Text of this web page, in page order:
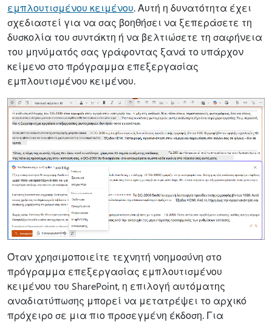
εμπλουτισμένου κειμένου. Αυτή η δυνατότητα έχει
σχεδιαστεί για να σας βοηθήσει να ξεπεράσετε τη
δυσκολία του συντάκτη ή να βελτιώσετε τη σαφήνεια
του μηνύματός σας γράφοντας ξανά το υπάρχον
κείμενο στο πρόγραμμα επεξεργασίας
εμπλουτισμένου κειμένου.
Όταν χρησιμοποιείτε τεχνητή νοημοσύνη στο
πρόγραμμα επεξεργασίας εμπλουτισμένου
κειμένου του SharePoint, η επιλογή αυτόματης
αναδιατύπωσης μπορεί να μετατρέψει το αρχικό
πρόχειρο σε μια πιο προσεγμένη έκδοση. Για